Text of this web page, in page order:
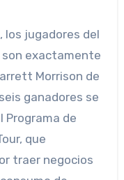
los jugadores del
son exactamente
Morrison de
ganadores se
Programa de
que
traer negocios